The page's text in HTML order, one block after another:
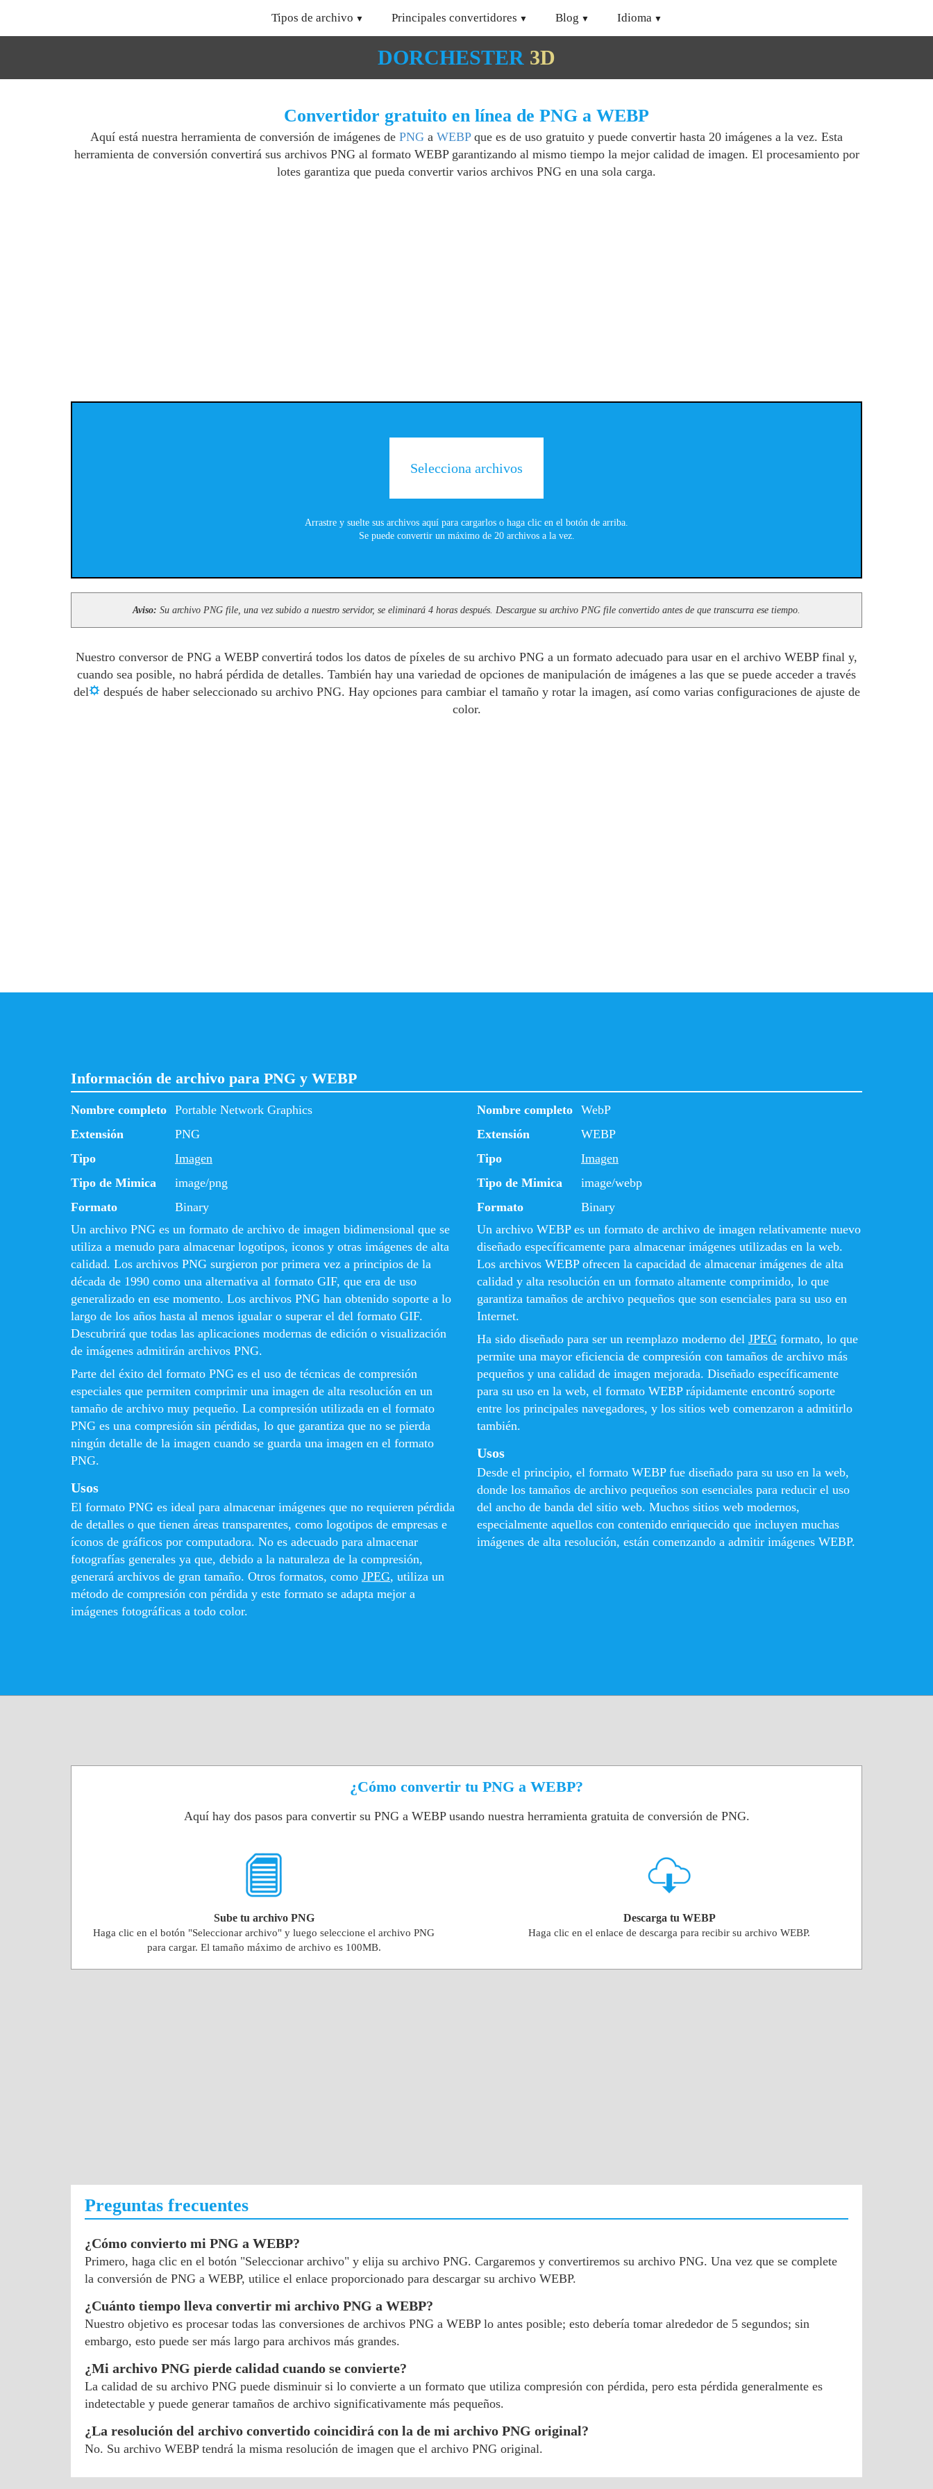
Tipos de archivo Principales convertidores Blog Idioma
DORCHESTER 3D
Convertidor gratuito en línea de PNG a WEBP
Aquí está nuestra herramienta de conversión de imágenes de PNG a WEBPque es de uso gratuito y puede convertir hasta 20 imágenes a la vez. Esta
herramienta de conversión convertirá sus archivos PNG al formato WEBP garantizando al mismo tiempo la mejor calidad de imagen. El procesamiento por
lotes garantiza que pueda convertir varios archivos PNG en una sola carga.
Selecciona archivos
Arrastre y suelte sus archivos aquí para cargarlos o haga clic en el botón de arriba.
Se puede convertir un máximo de 20 archivos a la vez.
Aviso: Su archivo PNG file, una vez subido a nuestro servidor, se eliminará 4 horas después. Descargue su archivo PNG file convertido antes de que transcurra ese tiempo.
Nuestro conversor de PNG a WEBP convertirá todos los datos de píxeles de su archivo PNG a un formato adecuado para usar en el archivo WEBP final y,
cuando sea posible, no habrá pérdida de detalles. También hay una variedad de opciones de manipulación de imágenes a las que se puede acceder a través
del
después de haber seleccionado su archivo PNG. Hay opciones para cambiar el tamaño y rotar la imagen, así como varias configuraciones de ajuste de
color.
Información de archivo para PNG y WEBP
Nombre completo Portable Network Graphics
Extensión
PNG
Tipo
Imagen
Tipo de Mimica
image/png
Formato
Binary
Un archivo PNG es un formato de archivo de imagen bidimensional que se
utiliza a menudo para almacenar logotipos, iconos y otras imágenes de alta
calidad. Los archivos PNG surgieron por primera vez a principios de la
década de 1990 como una alternativa al formato GIF, que era de uso
generalizado en ese momento. Los archivos PNG han obtenido soporte a lo
largo de los años hasta al menos igualar o superar el del formato GIF.
Descubrirá que todas las aplicaciones modernas de edición o visualización
de imágenes admitirán archivos PNG.
Parte del éxito del formato PNG es el uso de técnicas de compresión
especiales que permiten comprimir una imagen de alta resolución en un
tamaño de archivo muy pequeño. La compresión utilizada en el formato
PNG es una compresión sin pérdidas, lo que garantiza que no se pierda
ningún detalle de la imagen cuando se guarda una imagen en el formato
PNG.
Usos
El formato PNG es ideal para almacenar imágenes que no requieren pérdida
de detalles o que tienen áreas transparentes, como logotipos de empresas e
íconos de gráficos por computadora. No es adecuado para almacenar
fotografías generales ya que, debido a la naturaleza de la compresión,
generará archivos de gran tamaño. Otros formatos, como JPEG, utiliza un
método de compresión con pérdida y este formato se adapta mejor a
imágenes fotográficas a todo color.
Nombre completo WebP
Extensión
WEBP
Tipo
Imagen
Tipo de Mimica
image/webp
Formato
Binary
Un archivo WEBP es un formato de archivo de imagen relativamente nuevo
diseñado específicamente para almacenar imágenes utilizadas en la web.
Los archivos WEBP ofrecen la capacidad de almacenar imágenes de alta
calidad y alta resolución en un formato altamente comprimido, lo que
garantiza tamaños de archivo pequeños que son esenciales para su uso en
Internet.
Ha sido diseñado para ser un reemplazo moderno del JPEG formato, lo que
permite una mayor eficiencia de compresión con tamaños de archivo más
pequeños y una calidad de imagen mejorada. Diseñado específicamente
para su uso en la web, el formato WEBP rápidamente encontró soporte
entre los principales navegadores, y los sitios web comenzaron a admitirlo
también.
Usos
Desde el principio, el formato WEBP fue diseñado para su uso en la web,
donde los tamaños de archivo pequeños son esenciales para reducir el uso
del ancho de banda del sitio web. Muchos sitios web modernos,
especialmente aquellos con contenido enriquecido que incluyen muchas
imágenes de alta resolución, están comenzando a admitir imágenes WEBP.
¿Cómo convertir tu PNG a WEBP?
Aquí hay dos pasos para convertir su PNG a WEBP usando nuestra herramienta gratuita de conversión de PNG.
Sube tu archivo PNG
Haga clic en el botón "Seleccionar archivo" y luego seleccione el archivo PNG
para cargar. El tamaño máximo de archivo es 100MB.
Descarga tu WEBP
Haga clic en el enlace de descarga para recibir su archivo WEBP.
Preguntas frecuentes
¿Cómo convierto mi PNG a WEBP?
Primero, haga clic en el botón "Seleccionar archivo" y elija su archivo PNG. Cargaremos y convertiremos su archivo PNG. Una vez que se complete
la conversión de PNG a WEBP, utilice el enlace proporcionado para descargar su archivo WEBP.
¿Cuánto tiempo lleva convertir mi archivo PNG a WEBP?
Nuestro objetivo es procesar todas las conversiones de archivos PNG a WEBP lo antes posible; esto debería tomar alrededor de 5 segundos; sin
embargo, esto puede ser más largo para archivos más grandes.
¿Mi archivo PNG pierde calidad cuando se convierte?
La calidad de su archivo PNG puede disminuir si lo convierte a un formato que utiliza compresión con pérdida, pero esta pérdida generalmente es
indetectable y puede generar tamaños de archivo significativamente más pequeños.
¿La resolución del archivo convertido coincidirá con la de mi archivo PNG original?
No. Su archivo WEBP tendrá la misma resolución de imagen que el archivo PNG original.